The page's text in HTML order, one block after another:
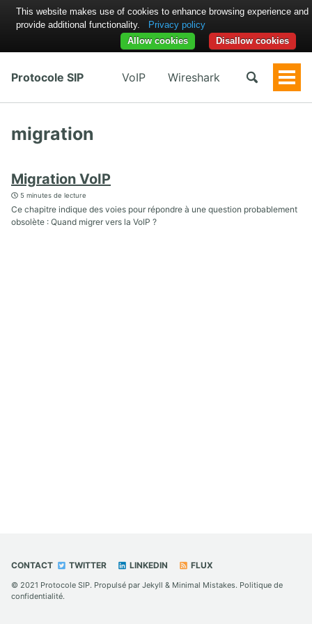
Protocole SIP VoIP Wireshark
migration
Migration VoIP
5 minutes de lecture
Ce chapitre indique des voies pour répondre à une question probablement
obsolète : Quand migrer vers la VoIP ?
CONTACT TWITTER LINKEDIN FLUX
© 2021 Protocole SIP. Propulsé par Jekyll & Minimal Mistakes. Politique de
confidentialité.
This website makes use of cookies to enhance browsing experience and
provide additional functionality.
Privacy policy
Disallow cookies
Allow cookies